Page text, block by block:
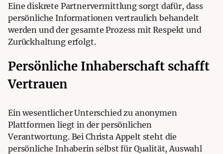
Eine diskrete Partnervermittlung sorgt dafür, dass
persönliche Informationen vertraulich behandelt
werden und der gesamte Prozess mit Respekt und
Zurückhaltung erfolgt.
Persönliche Inhaberschaft schafft
Vertrauen
Ein wesentlicher Unterschied zu anonymen
Plattformen liegt in der persönlichen
Verantwortung. Bei Christa Appelt steht die
persönliche Inhaberin selbst für Qualität, Auswahl